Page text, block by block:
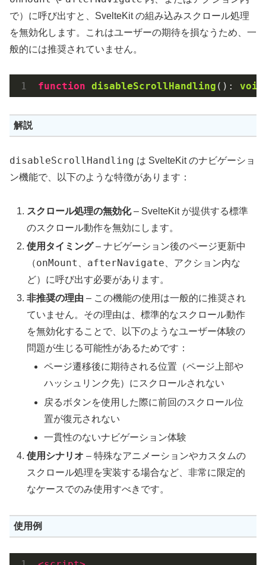
で）に呼び出すと、SvelteKit の組み込みスクロール処理
を無効化します。これはユーザーの期待を損なうため、一
般的には推奨されていません。
function disableScrollHandling () : void
解説
disableScrollHandling は SvelteKit のナビゲーショ
ン機能で、以下のような特徴があります：
スクロール処理の無効化– SvelteKit が提供する標準
のスクロール動作を無効にします。
使用タイミング– ナビゲーション後のページ更新中
（onMount afterNavigate 、アクション内な
ど）に呼び出す必要があります。
非推奨の理由 – この機能の使用は一般的に推奨され
ていません。その理由は、標準的なスクロール動作
を無効化することで、以下のようなユーザー体験の
問題が生じる可能性があるためです：
ページ遷移後に期待される位置（ページ上部や
ハッシュリンク先）にスクロールされない
戻るボタンを使用した際に前回のスクロール位
置が復元されない
一貫性のないナビゲーション体験
使用シナリオ – 特殊なアニメーションやカスタムの
スクロール処理を実装する場合など、非常に限定的
なケースでのみ使用すべきです。
使用例